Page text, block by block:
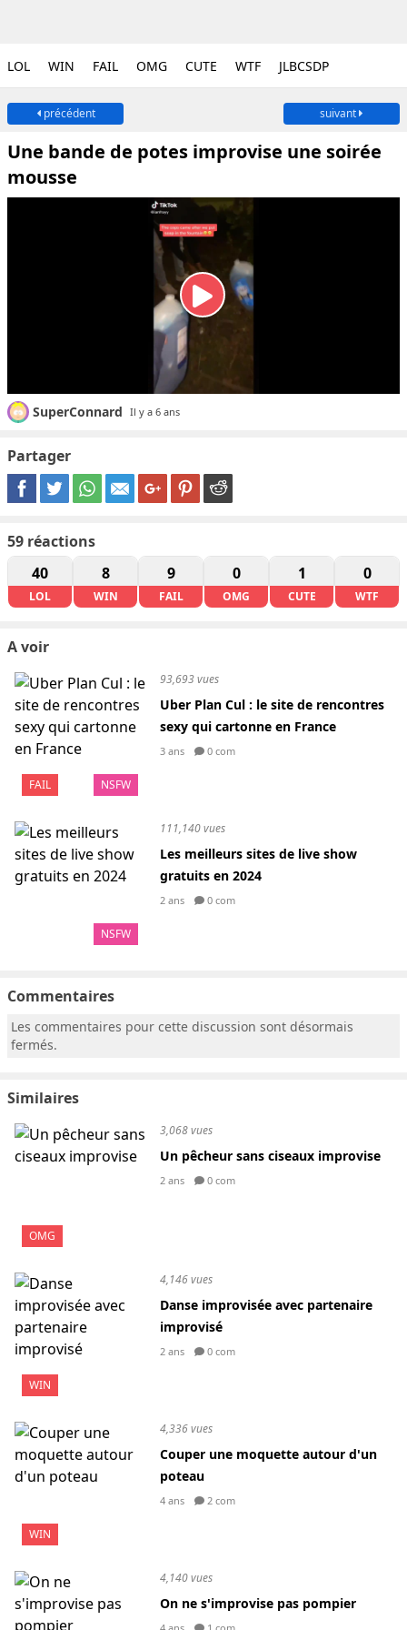
LOL WIN FAIL OMG CUTE WTF JLBCSDP
précédent suivant
Une bande de potes improvise une soirée
mousse
SuperConnard Il y a 6 ans
Partager
59 réactions
40
LOL
8
WIN
9
FAIL
0
OMG
1
CUTE
0
WTF
A voir
FAIL NSFW
93,693 vues
Uber Plan Cul : le site de rencontres
sexy qui cartonne en France
3 ans 0 com
NSFW
111,140 vues
Les meilleurs sites de live show
gratuits en 2024
2 ans 0 com
Commentaires
Les commentaires pour cette discussion sont désormais
fermés.
Similaires
OMG
3,068 vues
Un pêcheur sans ciseaux improvise
2 ans 0 com
WIN
4,146 vues
Danse improvisée avec partenaire
improvisé
2 ans 0 com
WIN
4,336 vues
Couper une moquette autour d'un
poteau
4 ans 2 com
4,140 vues
On ne s'improvise pas pompier